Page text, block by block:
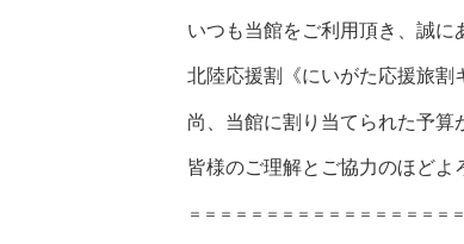
いつも当館をご利用頂き、誠に
北陸応援割《にいがた応援旅割
尚、当館に割り当てられた予算
皆様のご理解とご協力のほどよ
＝＝＝＝＝＝＝＝＝＝＝＝＝＝＝＝＝